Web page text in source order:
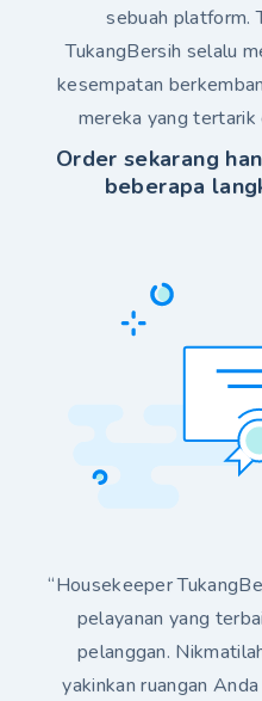
sebuah platform.
TukangBersih selalu
kesempatan
mereka yang tertarik
Order sekarang
beberapa
“Housekeeper
pelayanan yang
pelanggan.
yakinkan ruangan